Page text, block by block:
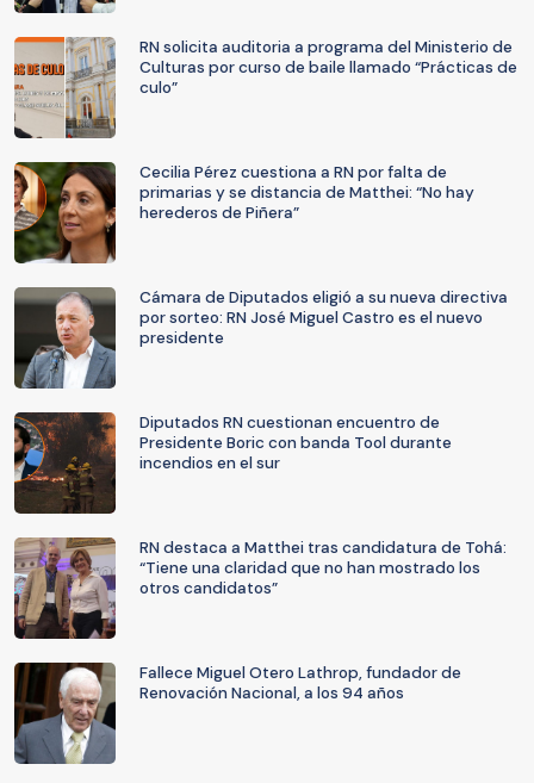
RN solicita auditoria a programa del Ministerio de
Culturas por curso de baile llamado “Prácticas de
culo”
Cecilia Pérez cuestiona a RN por falta de
primarias y se distancia de Matthei: “No hay
herederos de Piñera”
Cámara de Diputados eligió a su nueva directiva
por sorteo: RN José Miguel Castro es el nuevo
presidente
Diputados RN cuestionan encuentro de
Presidente Boric con banda Tool durante
incendios en el sur
RN destaca a Matthei tras candidatura de Tohá:
“Tiene una claridad que no han mostrado los
otros candidatos”
Fallece Miguel Otero Lathrop, fundador de
Renovación Nacional, a los 94 años